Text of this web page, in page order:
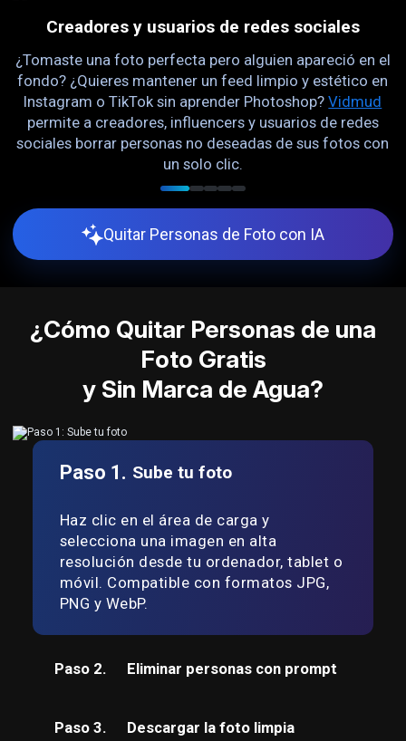
Creadores y usuarios de redes sociales
¿Tomaste una foto perfecta pero alguien apareció en el
fondo? ¿Quieres mantener un feed limpio y estético en
Instagram o TikTok sin aprender Photoshop?Vidmud
permite a creadores, influencers y usuarios de redes
sociales borrar personas no deseadas de sus fotos con
un solo clic.
Quitar Personas de Foto con IA
¿Cómo Quitar Personas de una
Foto Gratis
y Sin Marca de Agua?
Paso 1. Sube tu foto
Haz clic en el área de carga y
selecciona una imagen en alta
resolución desde tu ordenador, tablet o
móvil. Compatible con formatos JPG,
PNG y WebP.
Paso 2. Eliminar personas con prompt
Paso 3. Descargar la foto limpia